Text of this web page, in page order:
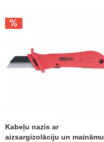
Kabeļu nazis ar
aizsargizolāciju un maināmu